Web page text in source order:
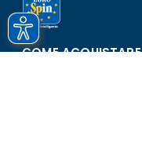
COME ACQUISTARE